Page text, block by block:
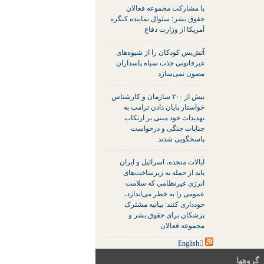
با مشارکت مجموعه فعالان
حقوق بشر؛ سئوال نماینده کنگره
آمریکا از وزارت دفاع
آتش‌بس کودکان را از شیوه‌های
غیرقانونی جذب سپاه پاسداران
مصون نمی‌سازد
بیش از ۲۰۰ سازمان و کارشناس
خواستار پایان دادن ترامپ به
تهدیدات خود مبنی بر ارتکاب
جنایات جنگی و درخواست
پاسخگویی شدند
ایالات متحده، اسرائیل و ایران
باید از حمله به زیرساخت‌های
انرژی غیرنظامی که سلامت
عمومی را به خطر می‌اندازد،
خودداری کنند: بیانیه مشترک
پزشکان برای حقوق بشر و
مجموعه فعالان
گروهها